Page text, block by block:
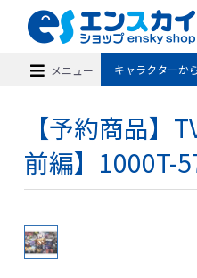
メニュー キャラクターか
【予約商品】
前編】1000T-